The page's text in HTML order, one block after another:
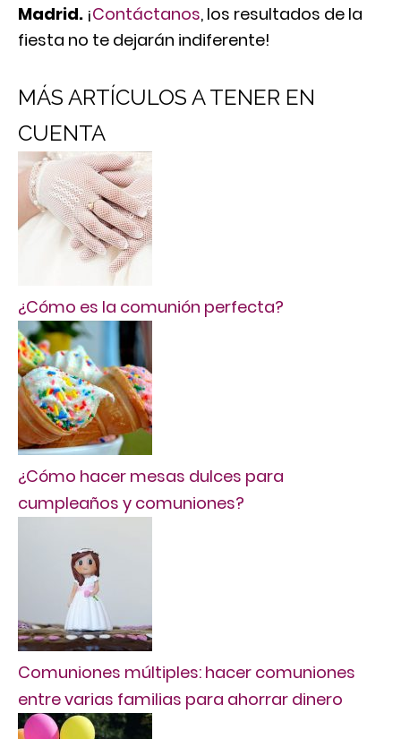
Madrid. ¡Contáctanos, los resultados de la
fiesta no te dejarán indiferente!
MÁS ARTÍCULOS A TENER EN
CUENTA
¿Cómo es la comunión perfecta?
¿Cómo hacer mesas dulces para
cumpleaños y comuniones?
Comuniones múltiples: hacer comuniones
entre varias familias para ahorrar dinero